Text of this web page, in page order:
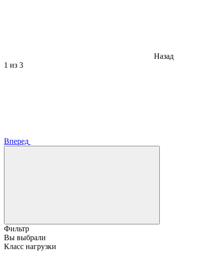
Назад
1 из 3
Вперед
Фильтр
Вы выбрали
Класс нагрузки